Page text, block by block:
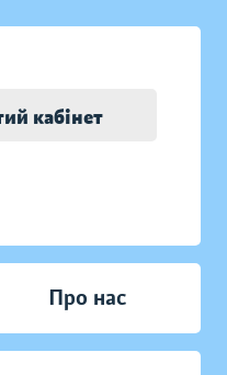
кабінет
Про нас